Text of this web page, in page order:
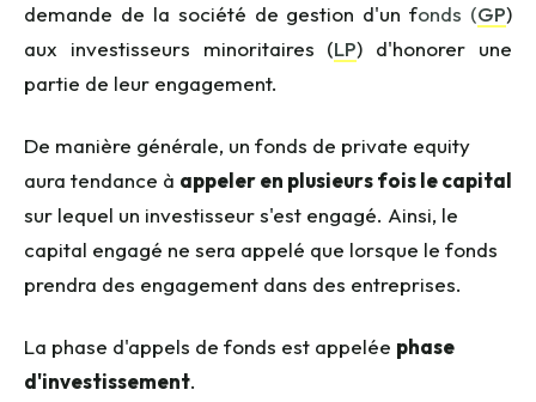
demande de la société de gestion d'un fonds (GP)
aux investisseurs minoritaires (LP) d'honorer une
partie de leur engagement.
De manière générale, un fonds de private equity
aura tendance à appeler en plusieurs fois le capital
sur lequel un investisseur s'est engagé. Ainsi, le
capital engagé ne sera appelé que lorsque le fonds
prendra des engagement dans des entreprises.
La phase d'appels de fonds est appelée phase
d'investissement.